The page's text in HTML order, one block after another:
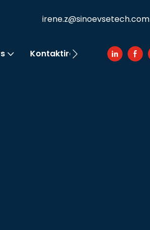
irene.z@sinoevsetech.com
Kontaktirajte nas